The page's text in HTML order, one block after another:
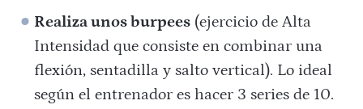
Realiza unos burpees (ejercicio de Alta
Intensidad que consiste en combinar una
flexión, sentadilla y salto vertical). Lo ideal
según el entrenador es hacer 3 series de 10.